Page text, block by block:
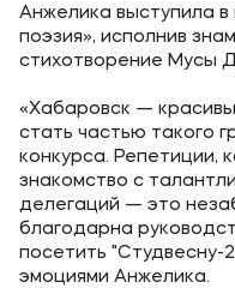
Среднее
Высшее образование
Медиа
Объявления
Новости
Анжелика выступила
поэзия», исполнив
стихотворение Мусы
«Хабаровск —
стать частью такого
конкурса. Репетиции,
знакомство с
делегаций — это
благодарна
посетить "Студвесну-
эмоциями Анжелика.